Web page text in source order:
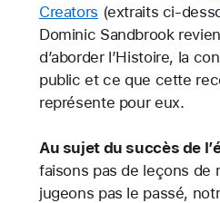
Creators (extraits ci-
Dominic Sandbrook
d’aborder l’Histoire, la
public et ce que cette
représente pour eux.
Au sujet du succès de
faisons pas de leçons de
jugeons pas le passé,